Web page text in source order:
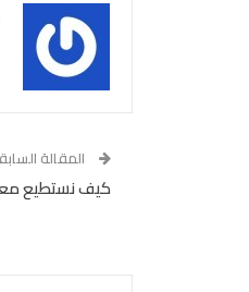
المقالة
كيف نستطيع